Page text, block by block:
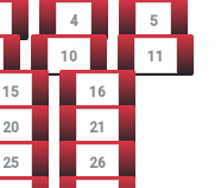
4 5
10 11
15 16
20 21
25 26